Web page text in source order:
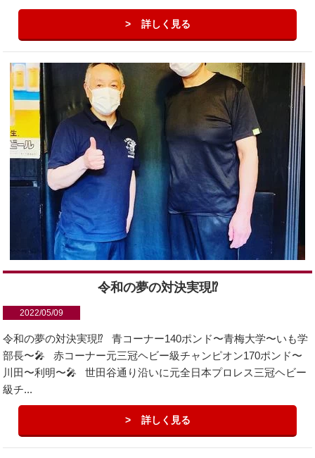
詳しく見る
令和の夢の対決実現⁉︎
2022/05/09
令和の夢の対決実現⁉️ 青コーナー140ポンド〜青梅大学〜いも学
部長〜🎤 赤コーナー元三冠ヘビー級チャンピオン170ポンド〜
川田〜利明〜🎤 世田谷通り沿いに元全日本プロレス三冠ヘビー
級チ...
詳しく見る